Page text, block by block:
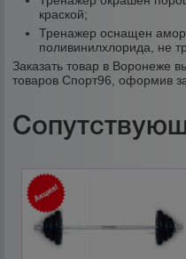
краской;
Тренажер оснащен
поливинилхлорида, не
Заказать товар в Воронеже
товаров Спорт96, оформив